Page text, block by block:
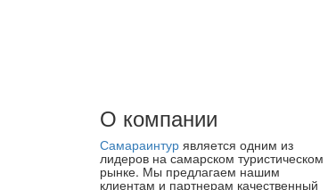
О компании
Самараинтур является одним из
лидеров на самарском туристическом
рынке. Мы предлагаем нашим
клиентам и партнерам качественный